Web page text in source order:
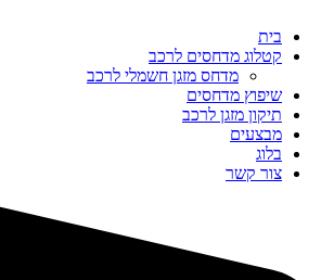
בית
קטלוג מדחסים לרכב
מדחס מזגן חשמלי לרכב
שיפוץ מדחסים
תיקון מזגן לרכב
מבצעים
בלוג
צור קשר